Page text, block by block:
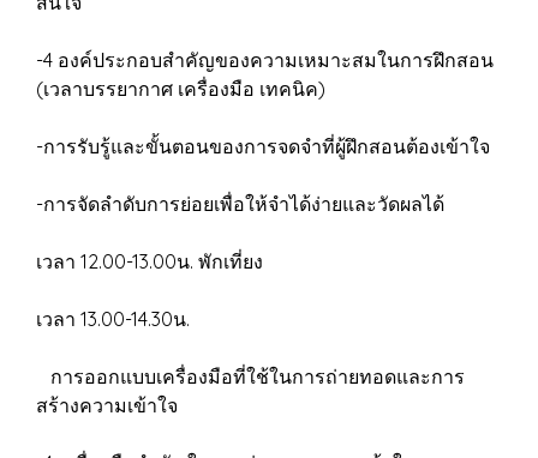
-4 องค์ประกอบสำคัญของความเหมาะสมในการฝึกสอน
(เวลาบรรยากาศ เครื่องมือ เทคนิค)
-การรับรู้และขั้นตอนของการจดจําที่ผู้ฝึกสอนต้องเข้าใจ
-การจัดลำดับการย่อยเพื่อให้จำได้ง่ายและวัดผลได้
เวลา 12.00-13.00น. พักเที่ยง
เวลา 13.00-14.30น.
การออกแบบเครื่องมือที่ใช้ในการถ่ายทอดและการ
สร้างความเข้าใจ